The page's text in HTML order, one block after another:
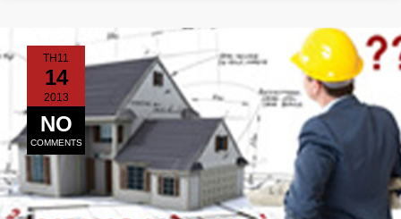
TH11
14
2013
NO
COMMENTS